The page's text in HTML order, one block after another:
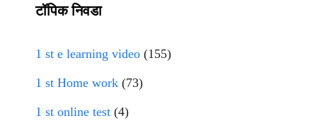
टॉपिक निवडा
1 st e learning video (155)
1 st Home work (73)
1 st online test (4)